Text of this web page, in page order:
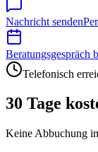
Nachricht senden
Beratungsgespräch
Telefonisch
30 Tage
Keine Abbuchung